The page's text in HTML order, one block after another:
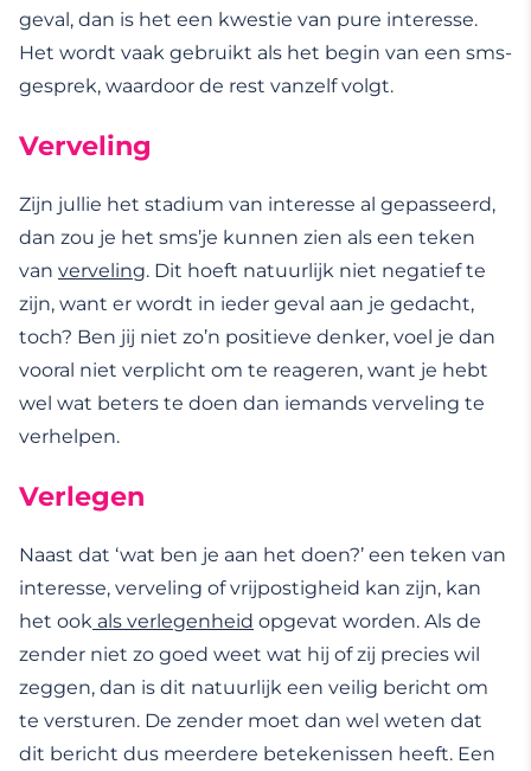
geval, dan is het een kwestie van pure interesse.
Het wordt vaak gebruikt als het begin van een sms-
gesprek, waardoor de rest vanzelf volgt.
Verveling
Zijn jullie het stadium van interesse al gepasseerd,
dan zou je het sms’je kunnen zien als een teken
van verveling. Dit hoeft natuurlijk niet negatief te
zijn, want er wordt in ieder geval aan je gedacht,
toch? Ben jij niet zo’n positieve denker, voel je dan
vooral niet verplicht om te reageren, want je hebt
wel wat beters te doen dan iemands verveling te
verhelpen.
Verlegen
Naast dat ‘wat ben je aan het doen?’ een teken van
interesse, verveling of vrijpostigheid kan zijn, kan
het ook als verlegenheid opgevat worden. Als de
zender niet zo goed weet wat hij of zij precies wil
zeggen, dan is dit natuurlijk een veilig bericht om
te versturen. De zender moet dan wel weten dat
dit bericht dus meerdere betekenissen heeft. Een